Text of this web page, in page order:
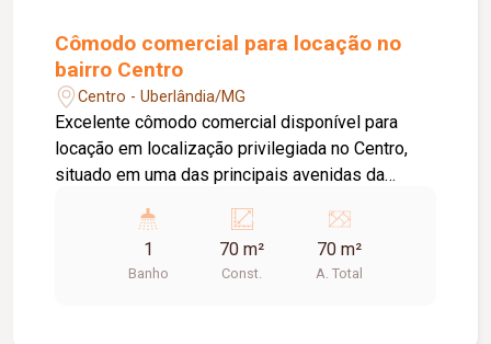
Cômodo comercial para locação no
bairro Centro
Centro - Uberlândia/MG
Excelente cômodo comercial disponível para
locação em localização privilegiada no Centro,
situado em uma das principais avenidas da
grande visibilidade e fácil acesso. O imóvel
possui aproximadamente 70 m² de área,
dispondo de 01 banheiro, 01 depósito, 02 portas
1
Banho
70 m²
Const.
70 m²
A. Total